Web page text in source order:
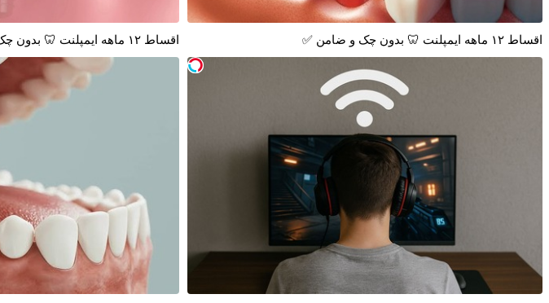
اقساط ۱۲ ماهه ایمپلنت 🦷 بدون چک و ضامن ✅ اقساط ۱۲ ماهه ایمپلنت 🦷 بدون چک و ضامن؛ همین امروز اقدام کن ✅